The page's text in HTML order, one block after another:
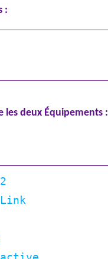
:
les deux Équipements :